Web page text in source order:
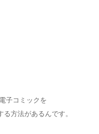
子コミックを
方法があるんです。